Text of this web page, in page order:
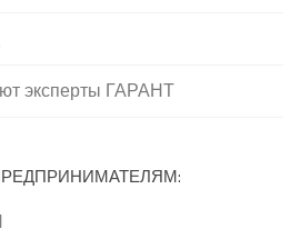
эксперты ГАРАНТ